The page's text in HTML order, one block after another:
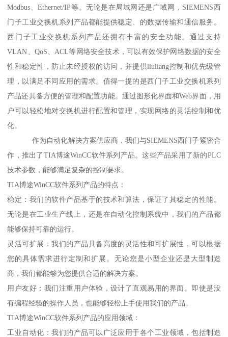
Modbus、Ethernet/IP等。无论是在局域网还是广域网，SIEMENS西
门子工业交换机系列产品都能提供稳定、的数据传输和通信服务。
西门子工业交换机系列产品还拥有丰富的安全功能。通过支持
VLAN、QoS、ACL等网络安全技术，可以有效保护网络数据的安全
性和稳定性，防止未经授权的访问，并提供liuliang控制和优先级管
理，以满足不同应用的需求。值得一提的是西门子工业交换机系列
产品还具备方便的管理和配置功能。通过图形化界面和Web界面，用
户可以轻松地对交换机进行配置和管理，实现网络的灵活控制和优
化。
作为自动化解决方案供应商，我们与SIEMENS西门子紧密合
作，推出了TIA博途WinCC软件系列产品。这些产品采用了新的PLC
技术参数，能够满足复杂的控制要求。
TIA博途WinCC软件系列产品的特点：
稳定：我们的软件产品基于的技术和算法，保证了其稳定的性能。
无论是在工业生产线上，还是在自动化控制系统中，我们的产品都
能够保持可靠的运行。
灵活可扩展：我们的产品具备高度的灵活性和可扩展性，可以根据
您的具体需求进行定制和扩展。无论您是小型企业还是大型制造
商，我们都能够为您提供合适的解决方案。
用户友好：我们注重用户体验，设计了直观易用的界面。即使是没
有编程经验的操作人员，也能够轻松上手使用我们的产品。
TIA博途WinCC软件系列产品的应用领域：
工业自动化：我们的产品可以广泛应用于各个工业领域，包括制造